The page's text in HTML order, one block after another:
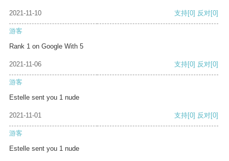
2021-11-10 支持[0] 反对[0]
游客
Rank 1 on Google With 5
2021-11-06 支持[0] 反对[0]
游客
Estelle sent you 1 nude
2021-11-01 支持[0] 反对[0]
游客
Estelle sent you 1 nude